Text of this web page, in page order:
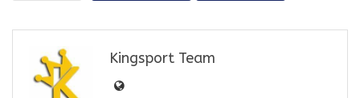
Kingsport Team